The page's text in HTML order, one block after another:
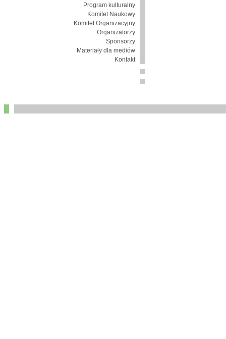
Program kulturalny
Komitet Naukowy
Komitet Organizacyjny
Organizatorzy
Sponsorzy
Materiały dla mediów
Kontakt